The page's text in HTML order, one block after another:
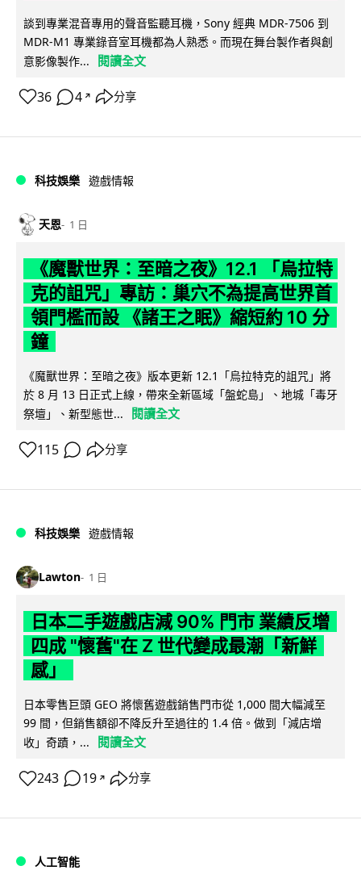
談到專業混音專用的聲音監聽耳機，Sony 經典 MDR-7506 到
MDR-M1 專業錄音室耳機都為人熟悉。而現在舞台製作者與創
意影像製作...
閱讀全文
36 4 ↗ 分享
科技娛樂 遊戲情報
天恩 1 日
《魔獸世界：至暗之夜》12.1 「烏拉特
克的詛咒」專訪：巢穴不為提高世界首
領門檻而設 《諸王之眠》縮短約 10 分
鐘
《魔獸世界：至暗之夜》版本更新 12.1「烏拉特克的詛咒」將
於 8 月 13 日正式上線，帶來全新區域「盤蛇島」、地城「毒牙
祭壇」、新型態世...
閱讀全文
115 分享
科技娛樂 遊戲情報
Lawton 1 日
日本二手遊戲店減 90% 門市 業績反增
四成 "懷舊"在 Z 世代變成最潮「新鮮
感」
日本零售巨頭 GEO 將懷舊遊戲銷售門市從 1,000 間大幅減至
99 間，但銷售額卻不降反升至過往的 1.4 倍。做到「減店增
收」奇蹟，...
閱讀全文
243 19 ↗ 分享
人工智能